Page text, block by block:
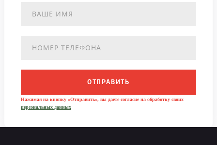
ОТПРАВИТЬ
Нажимая на кнопку «Отправить», вы даете согласие на обработку своих
персональных данных